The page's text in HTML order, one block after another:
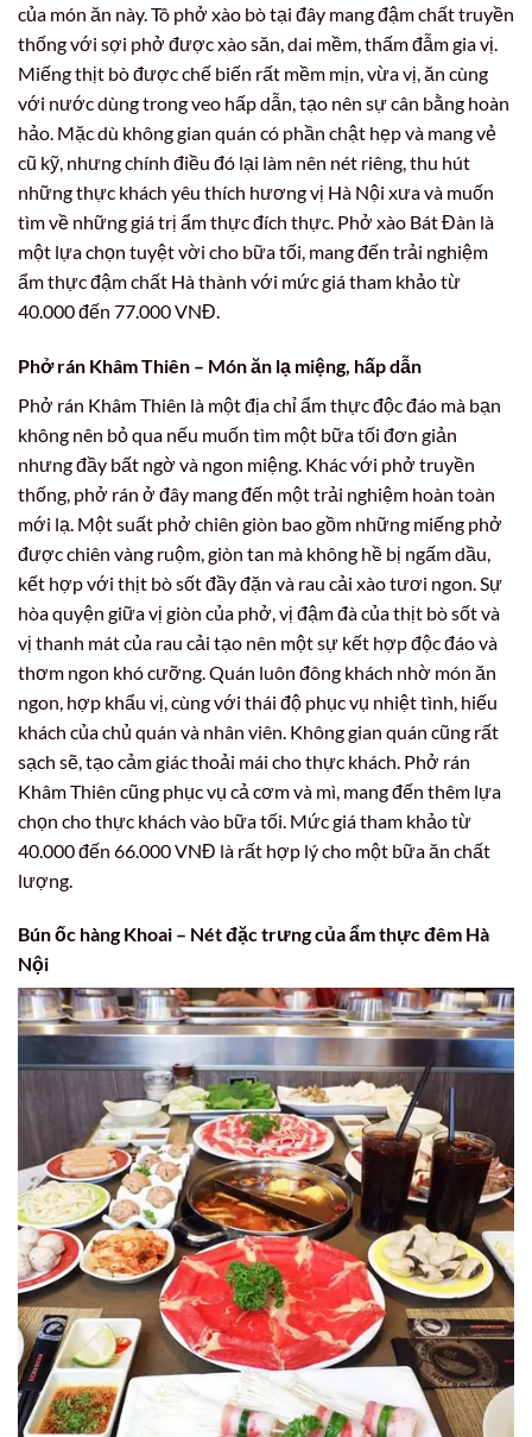
của món ăn này. Tô phở xào bò tại đây mang đậm chất truyền
thống với sợi phở được xào săn, dai mềm, thấm đẫm gia vị.
Miếng thịt bò được chế biến rất mềm mịn, vừa vị, ăn cùng
với nước dùng trong veo hấp dẫn, tạo nên sự cân bằng hoàn
hảo. Mặc dù không gian quán có phần chật hẹp và mang vẻ
cũ kỹ, nhưng chính điều đó lại làm nên nét riêng, thu hút
những thực khách yêu thích hương vị Hà Nội xưa và muốn
tìm về những giá trị ẩm thực đích thực. Phở xào Bát Đàn là
một lựa chọn tuyệt vời cho bữa tối, mang đến trải nghiệm
ẩm thực đậm chất Hà thành với mức giá tham khảo từ
40.000 đến 77.000 VNĐ.
Phở rán Khâm Thiên – Món ăn lạ miệng, hấp dẫn
Phở rán Khâm Thiên là một địa chỉ ẩm thực độc đáo mà bạn
không nên bỏ qua nếu muốn tìm một bữa tối đơn giản
nhưng đầy bất ngờ và ngon miệng. Khác với phở truyền
thống, phở rán ở đây mang đến một trải nghiệm hoàn toàn
mới lạ. Một suất phở chiên giòn bao gồm những miếng phở
được chiên vàng ruộm, giòn tan mà không hề bị ngấm dầu,
kết hợp với thịt bò sốt đầy đặn và rau cải xào tươi ngon. Sự
hòa quyện giữa vị giòn của phở, vị đậm đà của thịt bò sốt và
vị thanh mát của rau cải tạo nên một sự kết hợp độc đáo và
thơm ngon khó cưỡng. Quán luôn đông khách nhờ món ăn
ngon, hợp khẩu vị, cùng với thái độ phục vụ nhiệt tình, hiếu
khách của chủ quán và nhân viên. Không gian quán cũng rất
sạch sẽ, tạo cảm giác thoải mái cho thực khách. Phở rán
Khâm Thiên cũng phục vụ cả cơm và mì, mang đến thêm lựa
chọn cho thực khách vào bữa tối. Mức giá tham khảo từ
40.000 đến 66.000 VNĐ là rất hợp lý cho một bữa ăn chất
lượng.
Bún ốc hàng Khoai – Nét đặc trưng của ẩm thực đêm Hà
Nội